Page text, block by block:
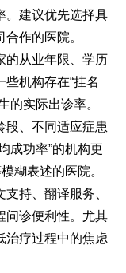
。建议优先选择具
作的医院。
的从业年限、学历
机构存在“挂名
的实际出诊率。
段、不同适应症患
成功率”的机构更
糊表述的医院。
支持、翻译服务、
问诊便利性。尤其
治疗过程中的焦虑